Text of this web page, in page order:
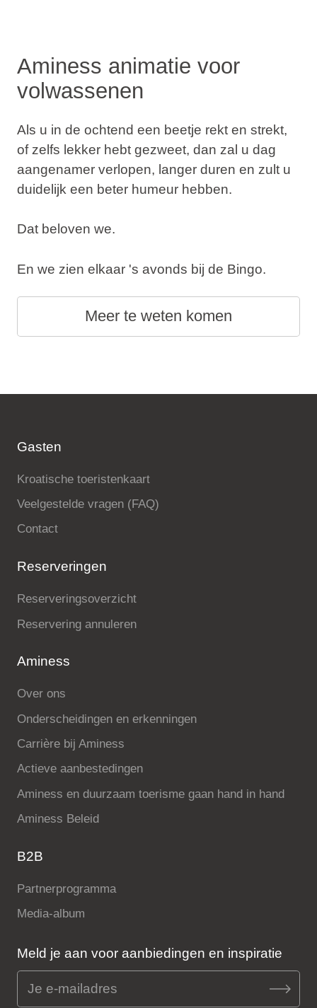
Aminess animatie voor
volwassenen
Als u in de ochtend een beetje rekt en strekt,
of zelfs lekker hebt gezweet, dan zal u dag
aangenamer verlopen, langer duren en zult u
duidelijk een beter humeur hebben.
Dat beloven we.
En we zien elkaar 's avonds bij de Bingo.
Meer te weten komen
Gasten
Kroatische toeristenkaart
Veelgestelde vragen (FAQ)
Contact
Reserveringen
Reserveringsoverzicht
Reservering annuleren
Aminess
Over ons
Onderscheidingen en erkenningen
Carrière bij Aminess
Actieve aanbestedingen
Aminess en duurzaam toerisme gaan hand in hand
Aminess Beleid
B2B
Partnerprogramma
Media-album
Meld je aan voor aanbiedingen en inspiratie